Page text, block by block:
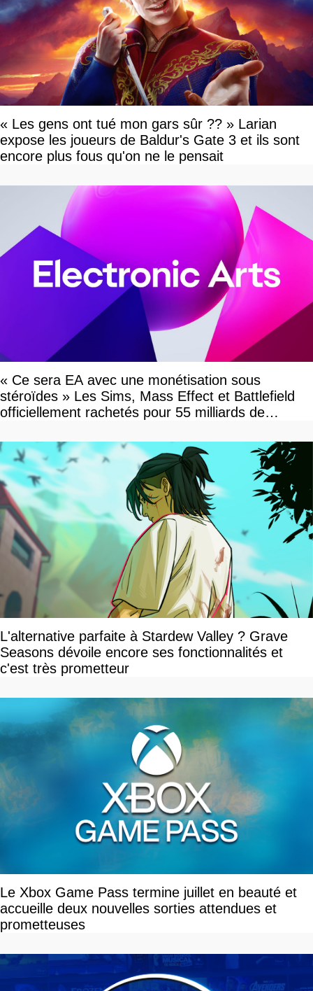
« Les gens ont tué mon gars sûr ?? » Larian
expose les joueurs de Baldur's Gate 3 et ils sont
encore plus fous qu'on ne le pensait
« Ce sera EA avec une monétisation sous
stéroïdes » Les Sims, Mass Effect et Battlefield
officiellement rachetés pour 55 milliards de
L'alternative parfaite à Stardew Valley ? Grave
Seasons dévoile encore ses fonctionnalités et
c'est très prometteur
Le Xbox Game Pass termine juillet en beauté et
accueille deux nouvelles sorties attendues et
prometteuses